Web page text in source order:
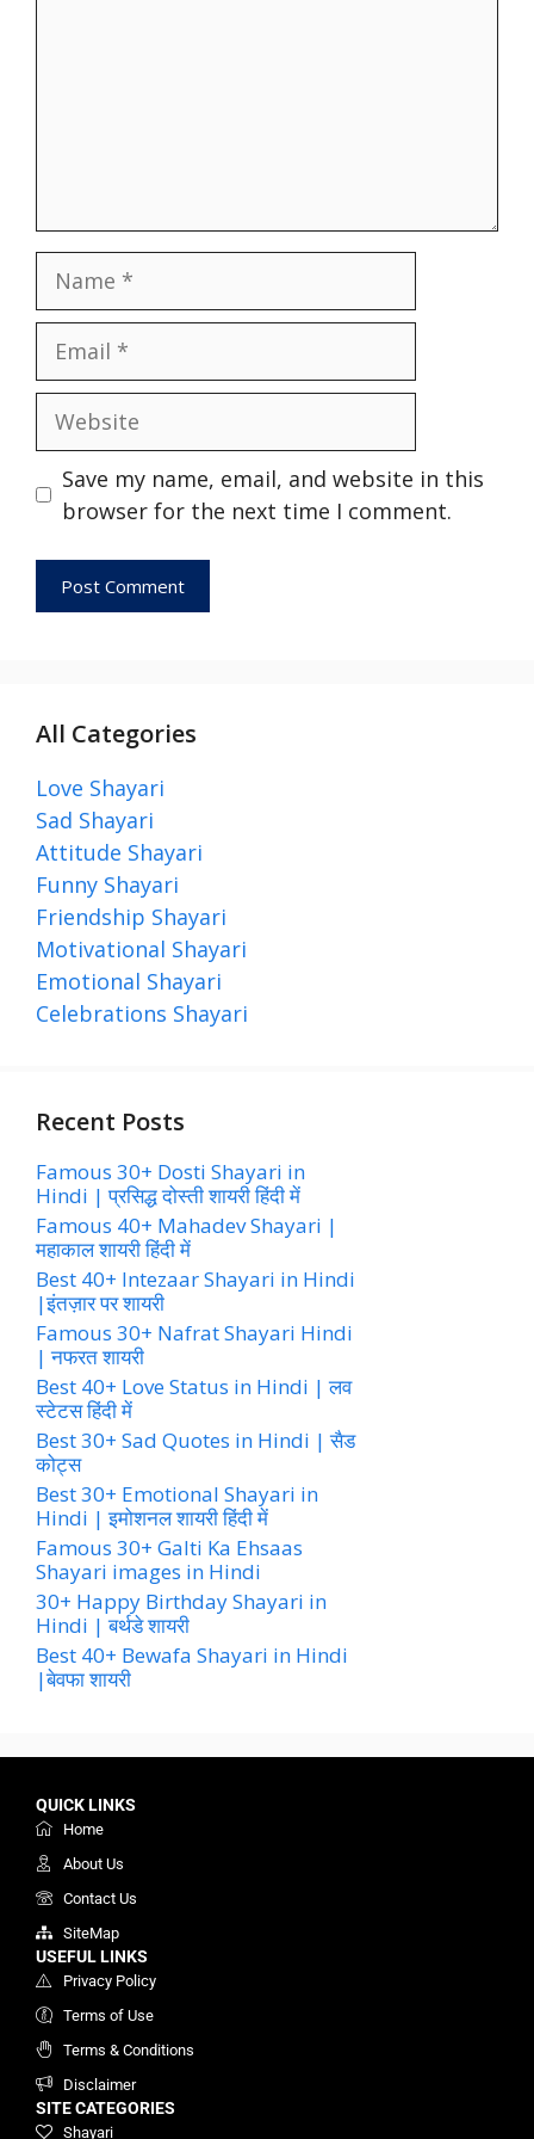
Save my name, email, and website in this
browser for the next time I comment.
All Categories
Love Shayari
Sad Shayari
Attitude Shayari
Funny Shayari
Friendship Shayari
Motivational Shayari
Emotional Shayari
Celebrations Shayari
Recent Posts
Famous 30+ Dosti Shayari in
Hindi | प्रसिद्ध दोस्ती शायरी हिंदी में
Famous 40+ Mahadev Shayari |
महाकाल शायरी हिंदी में
Best 40+ Intezaar Shayari in Hindi
|इंतज़ार पर शायरी
Famous 30+ Nafrat Shayari Hindi
| नफरत शायरी
Best 40+ Love Status in Hindi | लव
स्टेटस हिंदी में
Best 30+ Sad Quotes in Hindi | सैड
कोट्स
Best 30+ Emotional Shayari in
Hindi | इमोशनल शायरी हिंदी में
Famous 30+ Galti Ka Ehsaas
Shayari images in Hindi
30+ Happy Birthday Shayari in
Hindi | बर्थडे शायरी
Best 40+ Bewafa Shayari in Hindi
|बेवफा शायरी
QUICK LINKS
Home
About Us
Contact Us
SiteMap
USEFUL LINKS
Privacy Policy
Terms of Use
Terms & Conditions
Disclaimer
SITE CATEGORIES
Shayari